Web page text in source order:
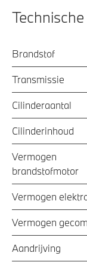
Brandstof
Transmissie
Cilinderaantal
Cilinderinhoud
Vermogen
brandstofmotor
Vermogen
Vermogen
Aandrijving